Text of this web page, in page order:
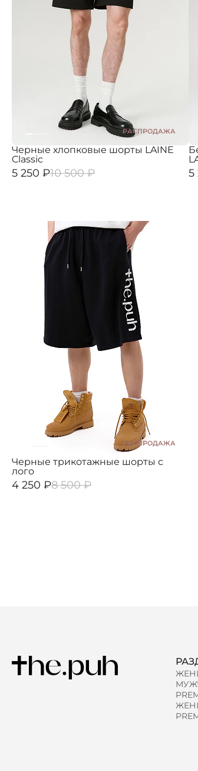
РАСПРОДАЖА
Черные хлопковые шорты LAINE
Classic
5 250 ₽10 500 ₽ 5
РАСПРОДАЖА
Черные трикотажные шорты с
лого
4 250 ₽8 500 ₽